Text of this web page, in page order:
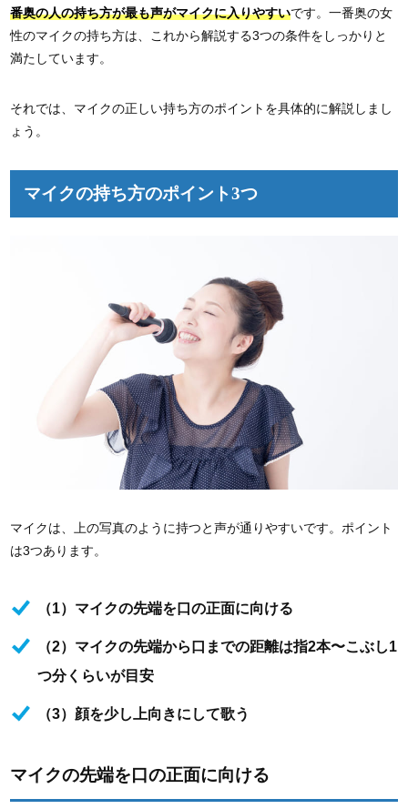
番奥の人の持ち方が最も声がマイクに入りやすいです。一番奥の女
性のマイクの持ち方は、これから解説する3つの条件をしっかりと
満たしています。
それでは、マイクの正しい持ち方のポイントを具体的に解説しまし
ょう。
マイクの持ち方のポイント3つ
マイクは、上の写真のように持つと声が通りやすいです。ポイント
は3つあります。
（1）マイクの先端を口の正面に向ける
（2）マイクの先端から口までの距離は指2本〜こぶし1
つ分くらいが目安
（3）顔を少し上向きにして歌う
マイクの先端を口の正面に向ける